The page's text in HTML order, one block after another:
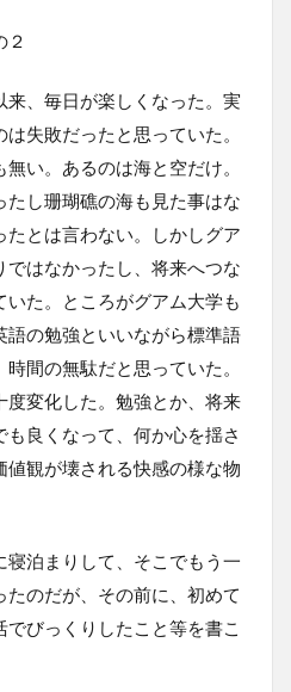
２
、毎日が楽しくなった。実
失敗だったと思っていた。
い。あるのは海と空だけ。
し珊瑚礁の海も見た事はな
とは言わない。しかしグア
ではなかったし、将来へつな
た。ところがグアム大学も
語の勉強といいながら標準語
間の無駄だと思っていた。
度変化した。勉強とか、将来
も良くなって、何か心を揺さ
観が壊される快感の様な物
泊まりして、そこでもう一
たのだが、その前に、初めて
びっくりしたこと等を書こ